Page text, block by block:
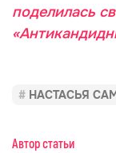
поделилась
НАСТАСЬЯ
Автор статьи